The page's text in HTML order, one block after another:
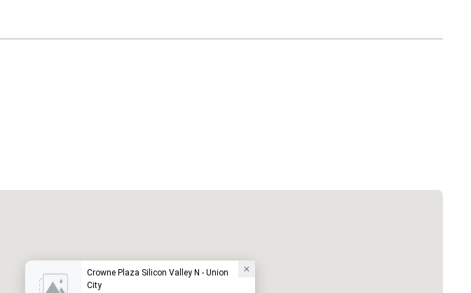
Crowne Plaza Silicon Valley N - Union
City